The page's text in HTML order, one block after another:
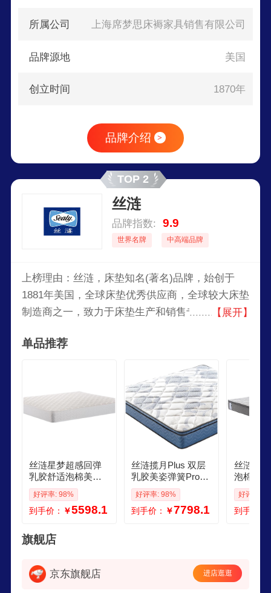
所属公司 上海席梦思床褥家具销售有限公司
品牌源地 美国
创立时间 1870年
品牌介绍 >
TOP 2
丝涟
品牌指数: 9.9
世界名牌 中高端品牌
上榜理由：丝涟，床垫知名(著名)品牌，始创于
1881年美国，全球床垫优秀供应商，全球较大床垫
制造商之一，致力于床垫生产和销售专业厂家，拥
验室。
【展开】
单品推荐
丝涟星梦超感回弹
乳胶舒适泡棉美姿
弹簧舒脊承托床垫1
5x2米适中偏硬
好评率: 98%
到手价： ￥5598.1
丝涟揽月Plus 双层
乳胶美姿弹簧Pro护
腰承托舒适床垫定
制尺寸适中偏硬
好评率: 98%
到手价： ￥7798.1
丝涟奇
泡棉美
包裹释
x2米软
好评率:
到手价：
旗舰店
京东旗舰店 进店逛逛